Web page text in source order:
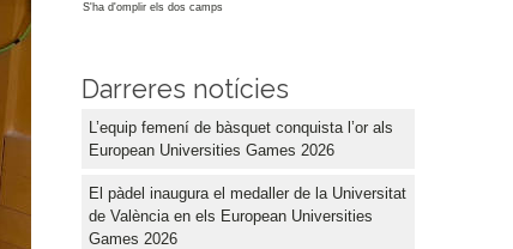
S'ha d'omplir els dos camps
Darreres notícies
L’equip femení de bàsquet conquista l’or als
European Universities Games 2026
El pàdel inaugura el medaller de la Universitat
de València en els European Universities
Games 2026